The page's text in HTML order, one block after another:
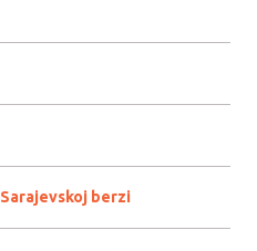
berzi